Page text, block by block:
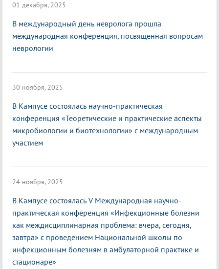
01 декабря, 2025
В международный день невролога прошла
международная конференция, посвященная вопросам
неврологии
30 ноября, 2025
В Кампусе состоялась научно-практическая
конференция «Теоретические и практические аспекты
микробиологии и биотехнологии» с международным
участием
24 ноября, 2025
В Кампусе состоялась V Международная научно-
практическая конференция «Инфекционные болезни
как междисциплинарная проблема: вчера, сегодня,
завтра» с проведением Национальной школы по
инфекционным болезням в амбулаторной практике и
стационаре»